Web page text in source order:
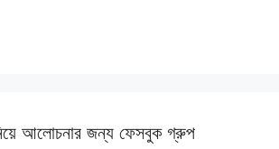
আলোচনার জন্য ফেসবুক গ্রুপ